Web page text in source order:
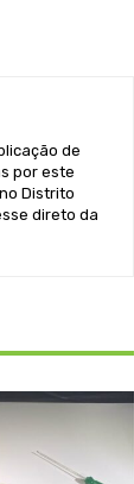
de
por este
Distrito
direto da